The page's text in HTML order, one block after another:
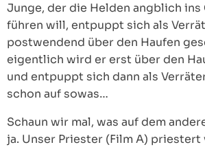
Junge, der die Helden angblich ins
führen will, entpuppt sich als
postwendend über den Haufen
eigentlich wird er erst über den
und entpuppt sich dann als
schon auf sowas…
Schaun wir mal, was auf dem
ja. Unser Priester (Film A) priestert